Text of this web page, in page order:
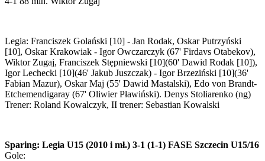
Legia: Franciszek Golański [10] - Jan Rodak, Oskar Putrzyński
[10], Oskar Krakowiak - Igor Owczarczyk (67' Firdavs Otabekov),
Wiktor Zugaj, Franciszek Stępniewski [10](60' Dawid Rodak [10]),
Igor Lechecki [10](46' Jakub Juszczak) - Igor Brzeziński [10](36'
Fabian Mazur), Oskar Maj (55' Dawid Mastalski), Edo von Brandt-
Etchemendigaray (67' Oliwier Pławiński). Denys Stoliarenko (ng)
Trener: Roland Kowalczyk, II trener: Sebastian Kowalski
Sparing: Legia U15 (2010 i mł.) 3-1 (1-1) FASE Szczecin U15/16
Gole: